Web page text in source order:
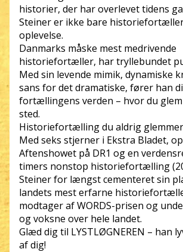
historier, der har overlevet tidens
Steiner er ikke bare
oplevelse.
Danmarks måske mest medrivende
historiefortæller, har tryllebundet
Med sin levende mimik, dynamiske
sans for det dramatiske, fører han
fortællingens verden – hvor du
sted.
Historiefortælling du aldrig
Med seks stjerner i Ekstra Bladet,
Aftenshowet på DR1 og en
timers nonstop historiefortælling
Steiner for længst cementeret sin
landets mest erfarne
modtager af WORDS-prisen og
og voksne over hele landet.
Glæd dig til LYSTLØGNEREN – han
af dig!